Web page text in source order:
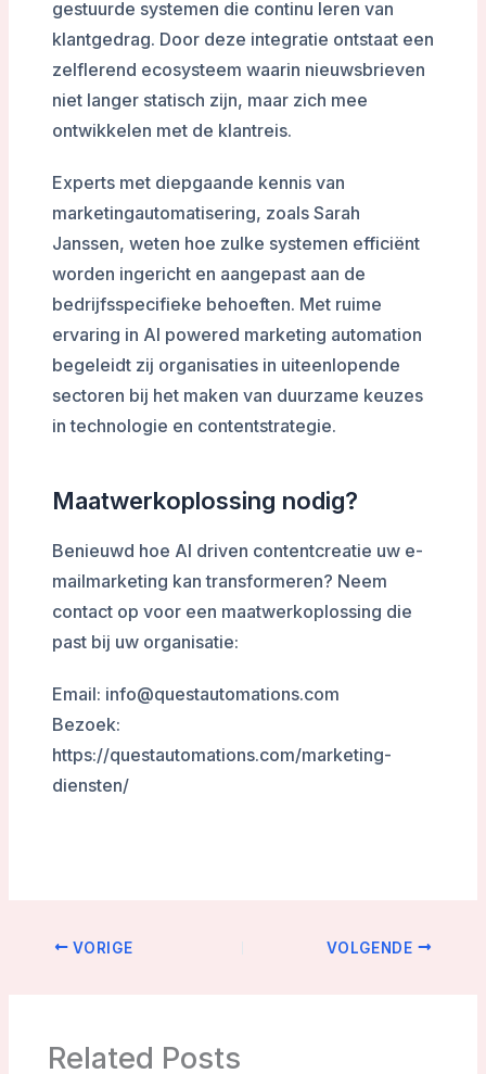
gestuurde systemen die continu leren van
klantgedrag. Door deze integratie ontstaat een
zelflerend ecosysteem waarin nieuwsbrieven
niet langer statisch zijn, maar zich mee
ontwikkelen met de klantreis.
Experts met diepgaande kennis van
marketingautomatisering, zoals Sarah
Janssen, weten hoe zulke systemen efficiënt
worden ingericht en aangepast aan de
bedrijfsspecifieke behoeften. Met ruime
ervaring in AI powered marketing automation
begeleidt zij organisaties in uiteenlopende
sectoren bij het maken van duurzame keuzes
in technologie en contentstrategie.
Maatwerkoplossing nodig?
Benieuwd hoe AI driven contentcreatie uw e-
mailmarketing kan transformeren? Neem
contact op voor een maatwerkoplossing die
past bij uw organisatie:
Email: info@questautomations.com
Bezoek:
https://questautomations.com/marketing-
diensten/
VORIGE VOLGENDE
Related Posts